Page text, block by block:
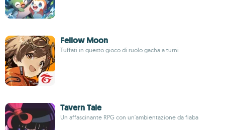
Fellow Moon
Tuffati in questo gioco di ruolo gacha a turni
Tavern Tale
Un affascinante RPG con un'ambientazione da fiaba